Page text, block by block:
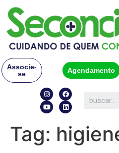
Associe-
se
Agendamento
Tag: